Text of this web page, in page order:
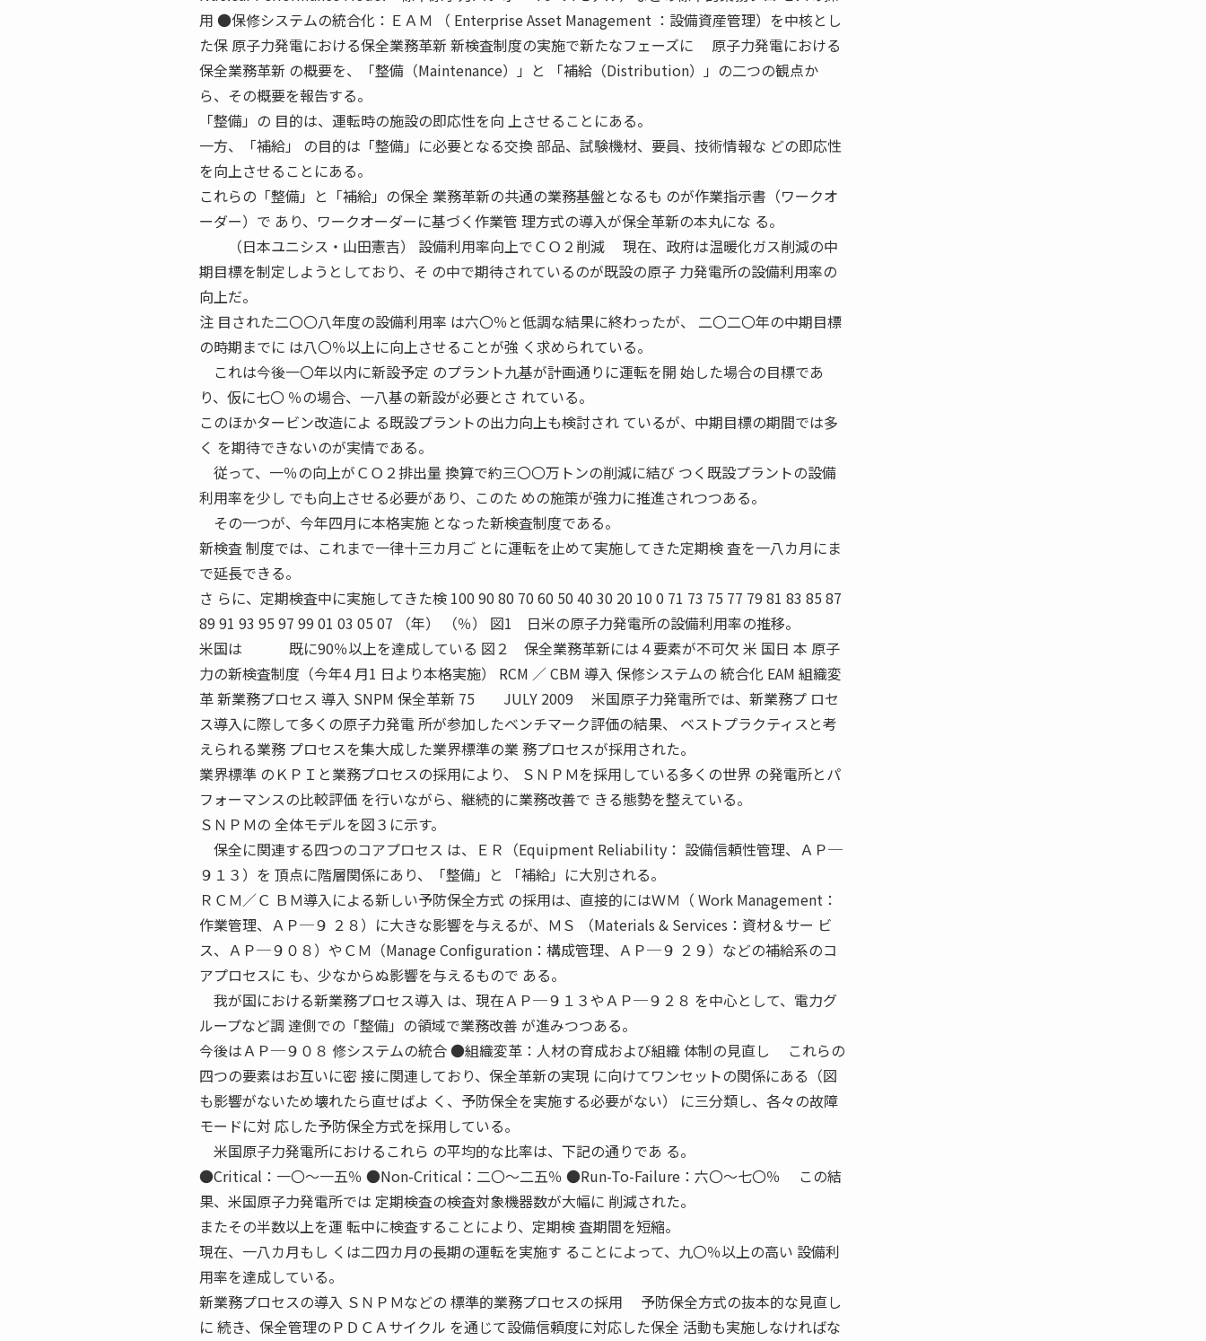
用 ●保修システムの統合化：ＥＡＭ （ Enterprise Asset Management ：設備資産管理）を中核とし
た保 原子力発電における保全業務革新 新検査制度の実施で新たなフェーズに 原子力発電における
保全業務革新 の概要を、「整備（Maintenance）」と 「補給（Distribution）」の二つの観点か
ら、その概要を報告する。
「整備」の 目的は、運転時の施設の即応性を向 上させることにある。
一方、「補給」 の目的は「整備」に必要となる交換 部品、試験機材、要員、技術情報な どの即応性
を向上させることにある。
これらの「整備」と「補給」の保全 業務革新の共通の業務基盤となるも のが作業指示書（ワークオ
ーダー）で あり、ワークオーダーに基づく作業管 理方式の導入が保全革新の本丸にな る。
（日本ユニシス・山田憲吉） 設備利用率向上でＣＯ２削減 現在、政府は温暖化ガス削減の中
期目標を制定しようとしており、そ の中で期待されているのが既設の原子 力発電所の設備利用率の
向上だ。
注 目された二〇〇八年度の設備利用率 は六〇％と低調な結果に終わったが、 二〇二〇年の中期目標
の時期までに は八〇％以上に向上させることが強 く求められている。
これは今後一〇年以内に新設予定 のプラント九基が計画通りに運転を開 始した場合の目標であ
り、仮に七〇 ％の場合、一八基の新設が必要とさ れている。
このほかタービン改造によ る既設プラントの出力向上も検討され ているが、中期目標の期間では多
く を期待できないのが実情である。
従って、一％の向上がＣＯ２排出量 換算で約三〇〇万トンの削減に結び つく既設プラントの設備
利用率を少し でも向上させる必要があり、このた めの施策が強力に推進されつつある。
その一つが、今年四月に本格実施 となった新検査制度である。
新検査 制度では、これまで一律十三カ月ご とに運転を止めて実施してきた定期検 査を一八カ月にま
で延長できる。
さ らに、定期検査中に実施してきた検 100 90 80 70 60 50 40 30 20 10 0 71 73 75 77 79 81 83 85 87
89 91 93 95 97 99 01 03 05 07 （年） （％） 図1 日米の原子力発電所の設備利用率の推移。
米国は 既に90％以上を達成している 図２ 保全業務革新には４要素が不可欠 米 国日 本 原子
力の新検査制度（今年4 月1 日より本格実施） RCM ／ CBM 導入 保修システムの 統合化 EAM 組織変
革 新業務プロセス 導入 SNPM 保全革新 75 JULY 2009 米国原子力発電所では、新業務プ ロセ
ス導入に際して多くの原子力発電 所が参加したベンチマーク評価の結果、 ベストプラクティスと考
えられる業務 プロセスを集大成した業界標準の業 務プロセスが採用された。
業界標準 のＫＰＩと業務プロセスの採用により、 ＳＮＰＭを採用している多くの世界 の発電所とパ
フォーマンスの比較評価 を行いながら、継続的に業務改善で きる態勢を整えている。
ＳＮＰＭの 全体モデルを図３に示す。
保全に関連する四つのコアプロセス は、ＥＲ（Equipment Reliability： 設備信頼性管理、ＡＰ─
９１３）を 頂点に階層関係にあり、「整備」と 「補給」に大別される。
ＲＣＭ／Ｃ ＢＭ導入による新しい予防保全方式 の採用は、直接的にはＷＭ（ Work Management：
作業管理、ＡＰ─９ ２８）に大きな影響を与えるが、ＭＳ （Materials & Services：資材＆サー ビ
ス、ＡＰ─９０８）やＣＭ（Manage Configuration：構成管理、ＡＰ─９ ２９）などの補給系のコ
アプロセスに も、少なからぬ影響を与えるもので ある。
我が国における新業務プロセス導入 は、現在ＡＰ─９１３やＡＰ─９２８ を中心として、電力グ
ループなど調 達側での「整備」の領域で業務改善 が進みつつある。
今後はＡＰ─９０８ 修システムの統合 ●組織変革：人材の育成および組織 体制の見直し これらの
四つの要素はお互いに密 接に関連しており、保全革新の実現 に向けてワンセットの関係にある（図
も影響がないため壊れたら直せばよ く、予防保全を実施する必要がない） に三分類し、各々の故障
モードに対 応した予防保全方式を採用している。
米国原子力発電所におけるこれら の平均的な比率は、下記の通りであ る。
●Critical：一〇〜一五％ ●Non-Critical：二〇〜二五％ ●Run-To-Failure：六〇〜七〇％ この結
果、米国原子力発電所では 定期検査の検査対象機器数が大幅に 削減された。
またその半数以上を運 転中に検査することにより、定期検 査期間を短縮。
現在、一八カ月もし くは二四カ月の長期の運転を実施す ることによって、九〇％以上の高い 設備利
用率を達成している。
新業務プロセスの導入 ＳＮＰＭなどの 標準的業務プロセスの採用 予防保全方式の抜本的な見直し
に 続き、保全管理のＰＤＣＡサイクル を通じて設備信頼度に対応した保全 活動も実施しなければな